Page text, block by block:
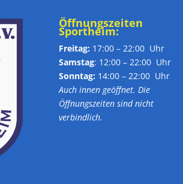
Öffnungszeiten
Sportheim:
Freitag: 17:00 – 22:00 Uhr
Samstag: 12:00 – 22:00 Uhr
Sonntag: 14:00 – 22:00 Uhr
Auch innen geöffnet. Die
Öffnungszeiten sind nicht
verbindlich.